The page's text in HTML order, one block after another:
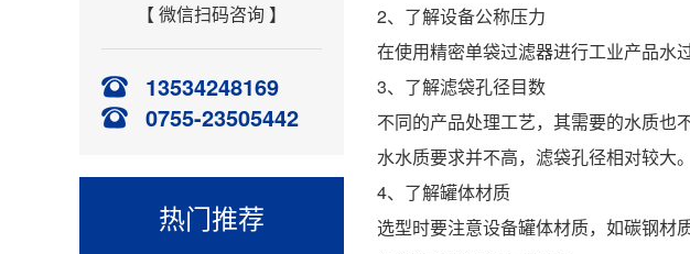
【 微信扫码咨询 】
13534248169
0755-23505442
热门推荐
2、了解设备公称压力
在使用精密单袋过滤器进行工业产品水
3、了解滤袋孔径目数
不同的产品处理工艺，其需要的水质也
水水质要求并不高，滤袋孔径相对较大。
4、了解罐体材质
选型时要注意设备罐体材质，如碳钢材